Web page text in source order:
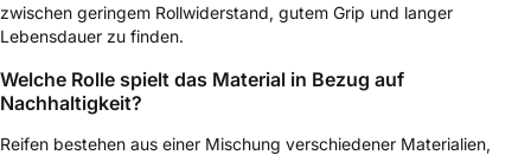
zwischen geringem Rollwiderstand, gutem Grip und langer
Lebensdauer zu finden.
Welche Rolle spielt das Material in Bezug auf
Nachhaltigkeit?
Reifen bestehen aus einer Mischung verschiedener Materialien,